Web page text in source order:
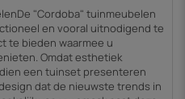
"Cordoba" tuinmeubelen
en vooral uitnodigend te
te bieden waarmee u
Omdat esthetiek
een tuinset presenteren
dat de nieuwste trends in